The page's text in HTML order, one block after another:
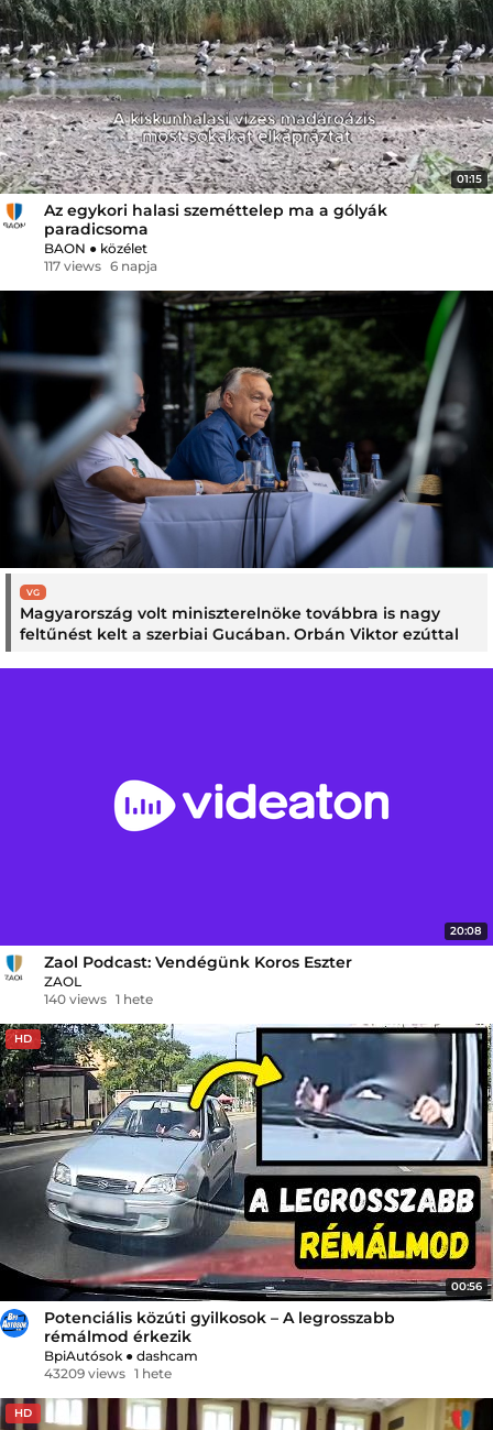
01:15
Az egykori halasi szeméttelep ma a gólyák
paradicsoma
BAON ● közélet
117 views 6 napja
VG
Magyarország volt miniszterelnöke továbbra is nagy
feltűnést kelt a szerbiai Gucában. Orbán Viktor ezúttal
20:08
Zaol Podcast: Vendégünk Koros Eszter
ZAOL
140 views 1 hete
HD
00:56
Potenciális közúti gyilkosok – A legrosszabb
rémálmod érkezik
BpiAutósok ● dashcam
43209 views 1 hete
HD